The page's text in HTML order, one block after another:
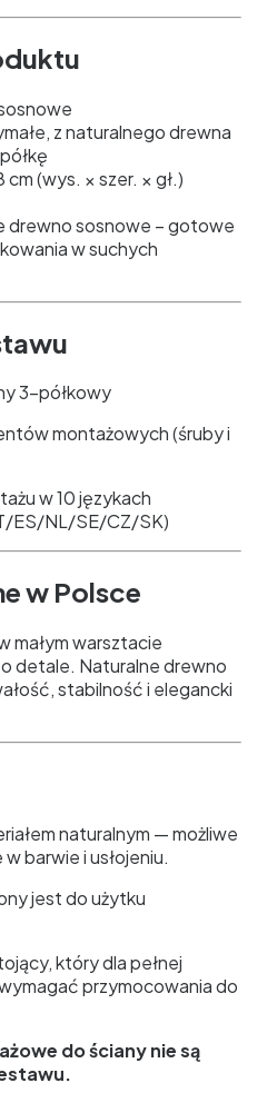
z naturalnego drewna
cm (wys. × szer. × gł.)
drewno sosnowe – gotowe
w suchych
3-półkowy
montażowych (śruby i
w 10 językach
ES/NL/SE/CZ/SK)
w Polsce
małym warsztacie
detale. Naturalne drewno
stabilność i elegancki
naturalnym — możliwe
barwie i usłojeniu.
jest do użytku
który dla pełnej
przymocowania do
do ściany nie są